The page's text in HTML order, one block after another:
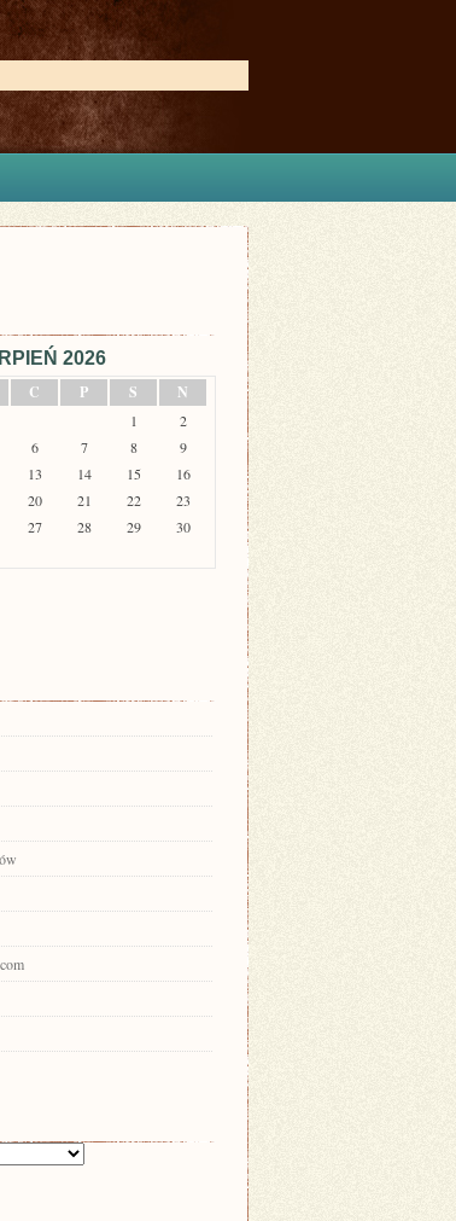
2026
C P S N
1
2
6 7 8
9
13 14 15
16
20 21 22
23
27 28 29
30